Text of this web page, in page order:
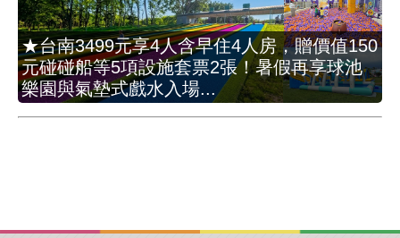
★台南3499元享4人含早住4人房，贈價值150
元碰碰船等5項設施套票2張！暑假再享球池
樂園與氣墊式戲水入場...